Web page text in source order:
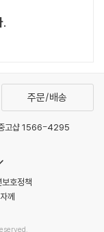
.
주문/배송
고샵 1566-4295
보호정책
께